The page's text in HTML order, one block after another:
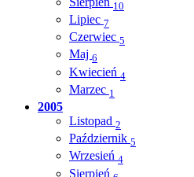
10
Lipiec 7
Czerwiec 5
Maj 6
Kwiecień 4
Marzec 1
2005
Listopad 2
Październik 5
Wrzesień 4
Sierpień